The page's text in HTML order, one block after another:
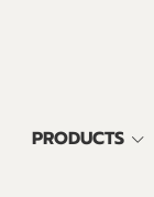
PRODUCTS